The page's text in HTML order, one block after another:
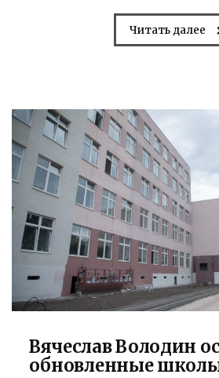
Читать далее
Вячеслав Володин
обновленные школы